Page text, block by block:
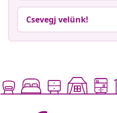
Csevegj velünk!